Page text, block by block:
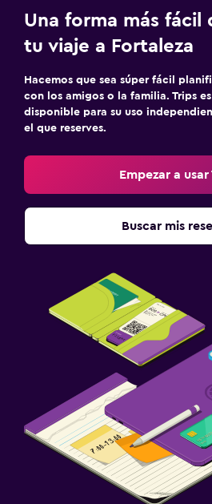
Una forma más fácil
tu viaje a Fortaleza
Hacemos que sea súper fácil
con los amigos o la familia. Trips
disponible para su uso
el que reserves.
Empezar a usar
Buscar mis